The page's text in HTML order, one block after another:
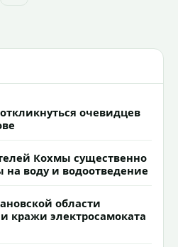
очевидцев
Кохмы существенно
воду и водоотведение
области
кражи электросамоката